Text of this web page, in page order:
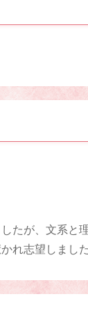
たが、文系と
れ志望しました